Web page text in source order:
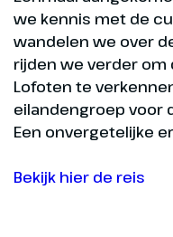
we kennis met de
wandelen we over
rijden we verder om
Lofoten te
eilandengroep voor
Een onvergetelijke
Bekijk hier de reis